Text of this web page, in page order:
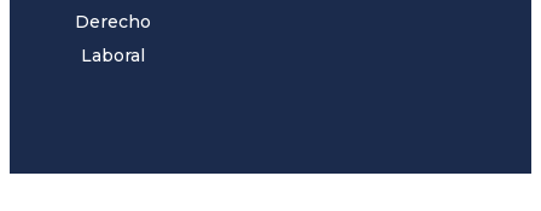
Derecho
Laboral